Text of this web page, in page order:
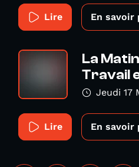
Lire En savoir
La
Travail
Jeudi 17
Lire En savoir